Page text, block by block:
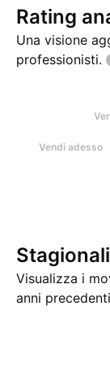
Rating
Una visione
professionisti.
Vendi adesso
Visualizza i
anni